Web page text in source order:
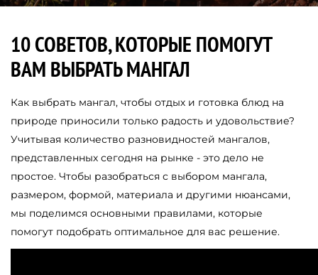
10 СОВЕТОВ, КОТОРЫЕ ПОМОГУТ
ВАМ ВЫБРАТЬ МАНГАЛ
Как выбрать мангал, чтобы отдых и готовка блюд на
природе приносили только радость и удовольствие?
Учитывая количество разновидностей мангалов,
представленных сегодня на рынке - это дело не
простое. Чтобы разобраться с выбором мангала,
размером, формой, материала и другими нюансами,
мы поделимся основными правилами, которые
помогут подобрать оптимальное для вас решение.